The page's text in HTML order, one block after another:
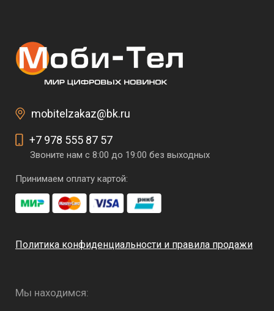
mobitelzakaz@bk.ru
+7 978 555 87 57
Звоните нам с 8:00 до 19:00 без выходных
Принимаем оплату картой:
Политика конфиденциальности и правила продажи
Мы находимся: